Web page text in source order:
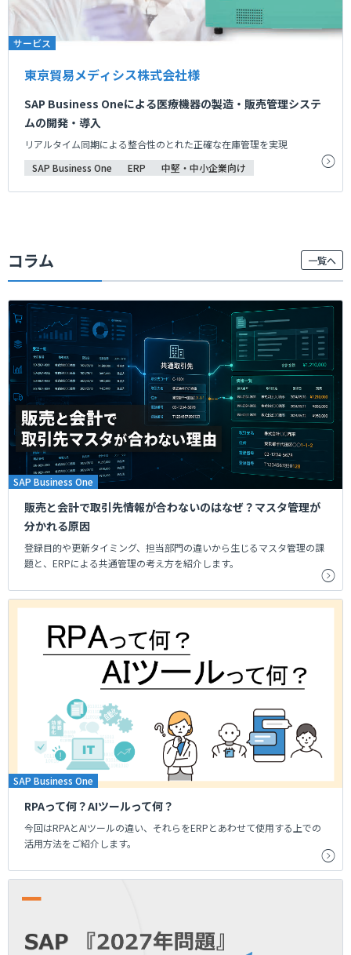
サービス
東京貿易メディシス株式会社様
SAP Business Oneによる医療機器の製造・販売管理システ
ムの開発・導入
リアルタイム同期による整合性のとれた正確な在庫管理を実現
SAP Business One
ERP 中堅・中小企業向け
コラム 一覧へ
SAP Business One
販売と会計で取引先情報が合わないのはなぜ？マスタ管理が
分かれる原因
登録目的や更新タイミング、担当部門の違いから生じるマスタ管理の課
題と、ERPによる共通管理の考え方を紹介します。
SAP Business One
RPAって何？AIツールって何？
今回はRPAとAIツールの違い、それらをERPとあわせて使用する上での
活用方法をご紹介します。